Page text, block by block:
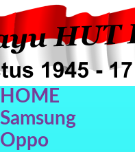
HOME
Samsung
Oppo